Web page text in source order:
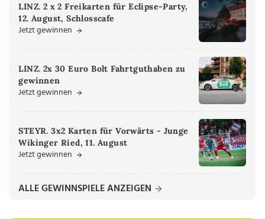
LINZ. 2 x 2 Freikarten für Eclipse-Party,
12. August, Schlosscafe
Jetzt gewinnen
LINZ. 2x 30 Euro Bolt Fahrtguthaben zu
gewinnen
Jetzt gewinnen
STEYR. 3x2 Karten für Vorwärts - Junge
Wikinger Ried, 11. August
Jetzt gewinnen
ALLE GEWINNSPIELE ANZEIGEN